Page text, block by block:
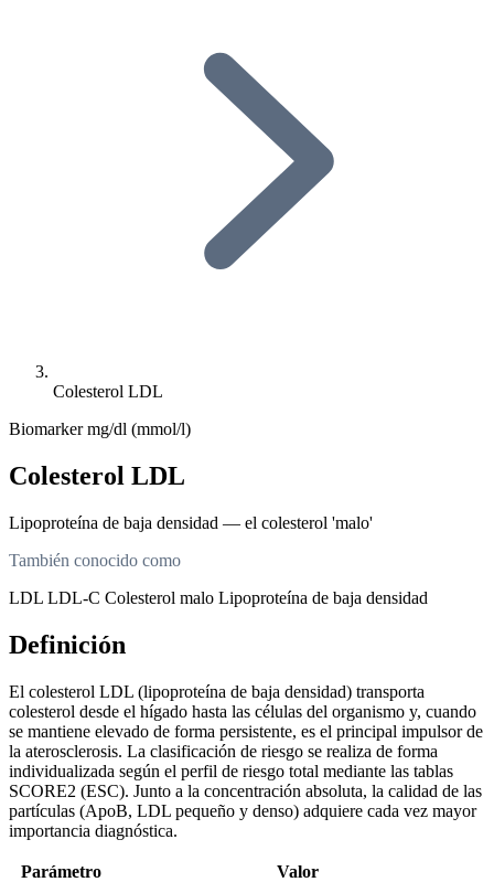
Colesterol LDL
Biomarkermg/dl (mmol/l)
Colesterol LDL
Lipoproteína de baja densidad — el colesterol 'malo'
También conocido como
LDL LDL-C Colesterol malo Lipoproteína de baja densidad
Definición
El colesterol LDL (lipoproteína de baja densidad) transporta
colesterol desde el hígado hasta las células del organismo y, cuando
se mantiene elevado de forma persistente, es el principal impulsor de
la aterosclerosis. La clasificación de riesgo se realiza de forma
individualizada según el perfil de riesgo total mediante las tablas
SCORE2 (ESC). Junto a la concentración absoluta, la calidad de las
partículas (ApoB, LDL pequeño y denso) adquiere cada vez mayor
importancia diagnóstica.
Parámetro
Valor